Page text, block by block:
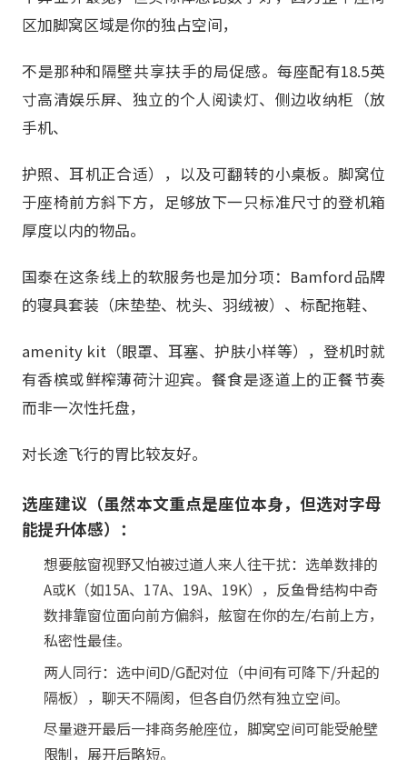
区加脚窝区域是你的独占空间，
不是那种和隔壁共享扶手的局促感。每座配有18.5英
寸高清娱乐屏、独立的个人阅读灯、侧边收纳柜（放
手机、
护照、耳机正合适），以及可翻转的小桌板。脚窝位
于座椅前方斜下方，足够放下一只标准尺寸的登机箱
厚度以内的物品。
国泰在这条线上的软服务也是加分项：Bamford品牌
的寝具套装（床垫垫、枕头、羽绒被）、标配拖鞋、
amenity kit（眼罩、耳塞、护肤小样等），登机时就
有香槟或鲜榨薄荷汁迎宾。餐食是逐道上的正餐节奏
而非一次性托盘，
对长途飞行的胃比较友好。
选座建议（虽然本文重点是座位本身，但选对字母
能提升体感）：
想要舷窗视野又怕被过道人来人往干扰：选单数排的
A或K（如15A、17A、19A、19K），反鱼骨结构中奇
数排靠窗位面向前方偏斜，舷窗在你的左/右前上方，
私密性最佳。
两人同行：选中间D/G配对位（中间有可降下/升起的
隔板），聊天不隔阂，但各自仍然有独立空间。
尽量避开最后一排商务舱座位，脚窝空间可能受舱壁
限制，展开后略短。